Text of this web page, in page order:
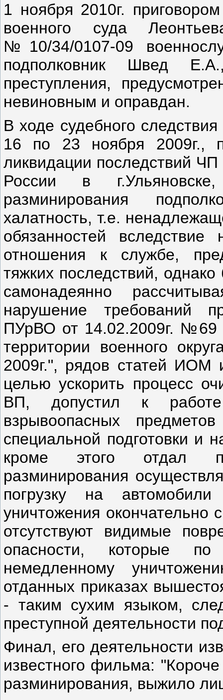
1 ноября 2010г.
военного суда
№10/34/0107-09
подполковник Швед
преступления,
невиновным и оправдан.
В ходе судебного
16 по 23 ноября 2009г.,
ликвидации последствий
России в
разминирования
халатность, т.е.
обязанностей вследствие
отношения к службе,
тяжких последствий,
самонадеянно
нарушение требований
ПУрВО от 14.02.2009г. №69
территории военного
2009г.", рядов статей
целью ускорить процесс
ВП, допустил к
взрывоопасных
специальной подготовки и
кроме этого отдал
разминирования
погрузку на
уничтожения окончательно
отсутствуют видимые
опасности, которые
немедленному
отданных приказах
- таким сухим языком,
преступной деятельности
Финал, его деятельности
известного фильма:
разминирования, выжило